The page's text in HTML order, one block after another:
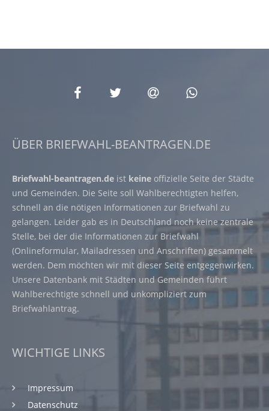
ÜBER BRIEFWAHL-BEANTRAGEN.DE
Briefwahl-beantragen.de ist keine offizielle Seite der Städte
und Gemeinden. Die Seite soll Wahlberechtigten helfen,
schnell an die nötigen Informationen zur Briefwahl zu
gelangen. Leider gab es in Deutschland noch keine zentrale
Stelle, bei der die Informationen zur Briefwahl
(Onlineformular, Mailadressen und Anschriften) gesammelt
werden. Dem möchten wir mit dieser Seite entgegenwirken.
Unsere Datenbank mit Städten und Gemeinden führt
Wahlberechtigte schnell und unkompliziert zum
Briefwahlantrag.
WICHTIGE LINKS
Impressum
Datenschutz